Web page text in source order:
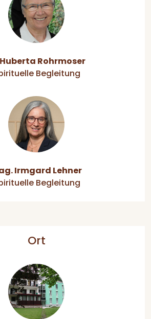
Huberta Rohrmoser
Begleitung
Irmgard Lehner
Begleitung
Ort